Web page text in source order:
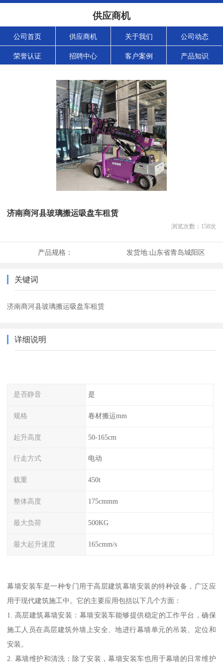
供应商机
公司首页 供应商机 关于我们 公司动态
荣誉认证 招聘中心 客户案例 产品知识
济南商河县玻璃搬运吸盘车租赁
浏览次数： 158次
产品规格： 发货地:山东省青岛城阳区
关键词
济南商河县玻璃搬运吸盘车租赁
详细说明
是否静音 是
规格 卷材搬运mm
起升高度 50-165cm
行走方式 电动
载重 450t
整体高度 175cmmm
最大负荷 500KG
最大起升速度 165cmm/s
幕墙安装车是一种专门用于高层建筑幕墙安装的特种设备，广泛应
用于现代建筑施工中。它的主要应用包括以下几个方面：
1. 高层建筑幕墙安装：幕墙安装车能够提供稳定的工作平台，确保
施工人员在高层建筑外墙上安全、地进行幕墙单元的吊装、定位和
安装。
2. 幕墙维护和清洗：除了安装，幕墙安装车也用于幕墙的日常维护